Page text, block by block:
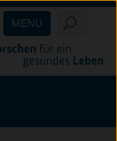
MENU